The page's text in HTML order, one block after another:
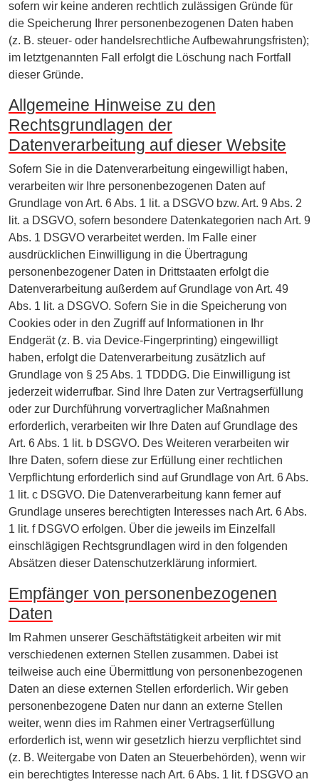
sofern wir keine anderen rechtlich zulässigen Gründe für
die Speicherung Ihrer personenbezogenen Daten haben
(z. B. steuer- oder handelsrechtliche Aufbewahrungsfristen);
im letztgenannten Fall erfolgt die Löschung nach Fortfall
dieser Gründe.
Allgemeine Hinweise zu den
Rechtsgrundlagen der
Datenverarbeitung auf dieser Website
Sofern Sie in die Datenverarbeitung eingewilligt haben,
verarbeiten wir Ihre personenbezogenen Daten auf
Grundlage von Art. 6 Abs. 1 lit. a DSGVO bzw. Art. 9 Abs. 2
lit. a DSGVO, sofern besondere Datenkategorien nach Art. 9
Abs. 1 DSGVO verarbeitet werden. Im Falle einer
ausdrücklichen Einwilligung in die Übertragung
personenbezogener Daten in Drittstaaten erfolgt die
Datenverarbeitung außerdem auf Grundlage von Art. 49
Abs. 1 lit. a DSGVO. Sofern Sie in die Speicherung von
Cookies oder in den Zugriff auf Informationen in Ihr
Endgerät (z. B. via Device-Fingerprinting) eingewilligt
haben, erfolgt die Datenverarbeitung zusätzlich auf
Grundlage von § 25 Abs. 1 TDDDG. Die Einwilligung ist
jederzeit widerrufbar. Sind Ihre Daten zur Vertragserfüllung
oder zur Durchführung vorvertraglicher Maßnahmen
erforderlich, verarbeiten wir Ihre Daten auf Grundlage des
Art. 6 Abs. 1 lit. b DSGVO. Des Weiteren verarbeiten wir
Ihre Daten, sofern diese zur Erfüllung einer rechtlichen
Verpflichtung erforderlich sind auf Grundlage von Art. 6 Abs.
1 lit. c DSGVO. Die Datenverarbeitung kann ferner auf
Grundlage unseres berechtigten Interesses nach Art. 6 Abs.
1 lit. f DSGVO erfolgen. Über die jeweils im Einzelfall
einschlägigen Rechtsgrundlagen wird in den folgenden
Absätzen dieser Datenschutzerklärung informiert.
Empfänger von personenbezogenen
Daten
Im Rahmen unserer Geschäftstätigkeit arbeiten wir mit
verschiedenen externen Stellen zusammen. Dabei ist
teilweise auch eine Übermittlung von personenbezogenen
Daten an diese externen Stellen erforderlich. Wir geben
personenbezogene Daten nur dann an externe Stellen
weiter, wenn dies im Rahmen einer Vertragserfüllung
erforderlich ist, wenn wir gesetzlich hierzu verpflichtet sind
(z. B. Weitergabe von Daten an Steuerbehörden), wenn wir
ein berechtigtes Interesse nach Art. 6 Abs. 1 lit. f DSGVO an